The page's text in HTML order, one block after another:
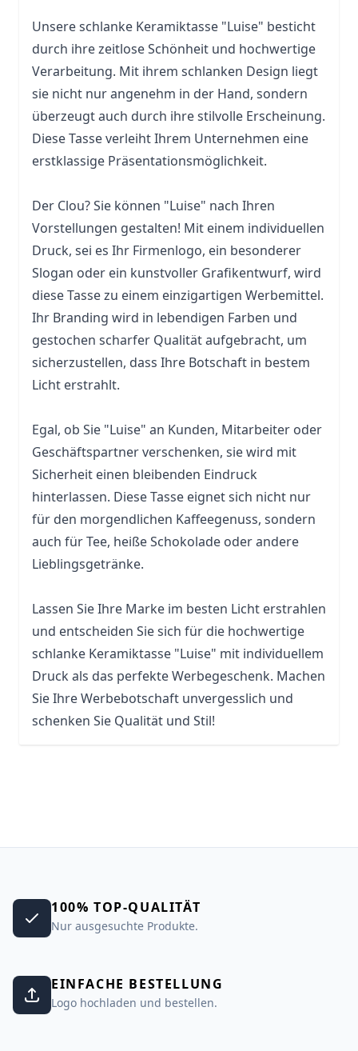
Unsere schlanke Keramiktasse "Luise" besticht
durch ihre zeitlose Schönheit und hochwertige
Verarbeitung. Mit ihrem schlanken Design liegt
sie nicht nur angenehm in der Hand, sondern
überzeugt auch durch ihre stilvolle Erscheinung.
DieseTasseverleiht Ihrem Unternehmen eine
erstklassige Präsentationsmöglichkeit.
Der Clou? Sie können "Luise" nach Ihren
Vorstellungen gestalten! Mit einem individuellen
Druck, sei es Ihr Firmenlogo, ein besonderer
Slogan oder ein kunstvoller Grafikentwurf, wird
diese Tasse zu einem einzigartigen Werbemittel.
Ihr Branding wird in lebendigen Farben und
gestochen scharfer Qualität aufgebracht, um
sicherzustellen, dass Ihre Botschaft in bestem
Licht erstrahlt.
Egal, ob Sie "Luise" an Kunden, Mitarbeiter oder
Geschäftspartner verschenken, sie wird mit
Sicherheit einen bleibenden Eindruck
hinterlassen. Diese Tasse eignet sich nicht nur
für den morgendlichen Kaffeegenuss, sondern
auch für Tee, heiße Schokolade oder andere
Lieblingsgetränke.
Lassen Sie Ihre Marke im besten Licht erstrahlen
und entscheiden Sie sich für die hochwertige
schlanke Keramiktasse "Luise" mit individuellem
Druck als das perfekte Werbegeschenk. Machen
Sie Ihre Werbebotschaft unvergesslich und
schenken Sie Qualität und Stil!
100% TOP-QUALITÄT
Nur ausgesuchte Produkte.
EINFACHE BESTELLUNG
Logo hochladen und bestellen.